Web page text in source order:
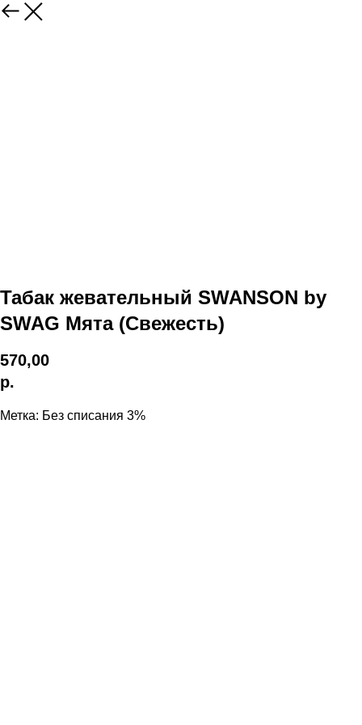
Табак жевательный SWANSON by
SWAG Мята (Свежесть)
570,00
р.
Метка: Без списания 3%